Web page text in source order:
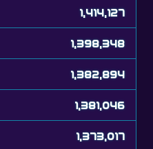
1,398,348
1,382,894
1,381,046
1,373,017
1,368,025